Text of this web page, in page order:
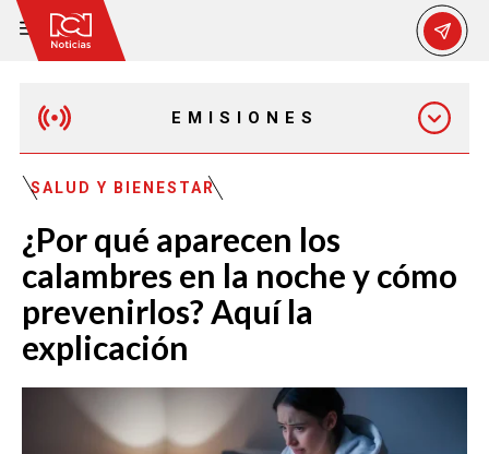
EMISIONES
EMISIÓN 12:30 PM
EMISIÓN 7:00 PM
SALUD Y BIENESTAR
¿Por qué aparecen los
calambres en la noche y cómo
prevenirlos? Aquí la
explicación